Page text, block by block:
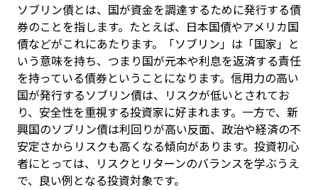
ソブリン債とは、国が資金を調達するために発行する債
券のことを指します。たとえば、日本国債やアメリカ国
債などがこれにあたります。「ソブリン」は「国家」と
いう意味を持ち、つまり国が元本や利息を返済する責任
を持っている債券ということになります。信用力の高い
国が発行するソブリン債は、リスクが低いとされてお
り、安全性を重視する投資家に好まれます。一方で、新
興国のソブリン債は利回りが高い反面、政治や経済の不
安定さからリスクも高くなる傾向があります。投資初心
者にとっては、リスクとリターンのバランスを学ぶうえ
で、良い例となる投資対象です。